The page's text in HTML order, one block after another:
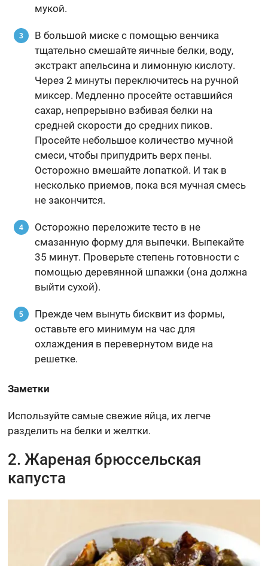
мукой.
В большой миске с помощью венчика
тщательно смешайте яичные белки, воду,
экстракт апельсина и лимонную кислоту.
Через 2 минуты переключитесь на ручной
миксер. Медленно просейте оставшийся
сахар, непрерывно взбивая белки на
средней скорости до средних пиков.
Просейте небольшое количество мучной
смеси, чтобы припудрить верх пены.
Осторожно вмешайте лопаткой. И так в
несколько приемов, пока вся мучная смесь
не закончится.
Осторожно переложите тесто в не
смазанную форму для выпечки. Выпекайте
35 минут. Проверьте степень готовности с
помощью деревянной шпажки (она должна
выйти сухой).
Прежде чем вынуть бисквит из формы,
оставьте его минимум на час для
охлаждения в перевернутом виде на
решетке.
Заметки
Используйте самые свежие яйца, их легче
разделить на белки и желтки.
2. Жареная брюссельская
капуста